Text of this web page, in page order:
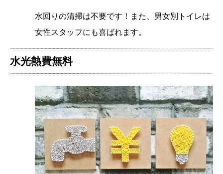
水回りの清掃は不要です！また、男女別トイレは
女性スタッフにも喜ばれます。
水光熱費無料